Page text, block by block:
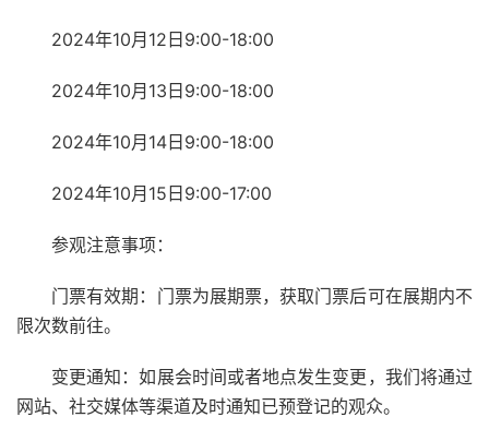
2024年10月12日9:00-18:00
2024年10月13日9:00-18:00
2024年10月14日9:00-18:00
2024年10月15日9:00-17:00
参观注意事项：
门票有效期：门票为展期票，获取门票后可在展期内不
限次数前往。
变更通知：如展会时间或者地点发生变更，我们将通过
网站、社交媒体等渠道及时通知已预登记的观众。